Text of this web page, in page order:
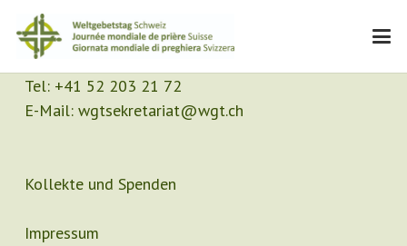
Kontakt
Sekretariat
Tel: +41 52 203 21 72
E-Mail: wgtsekretariat@wgt.ch
Kollekte und Spenden
Impressum